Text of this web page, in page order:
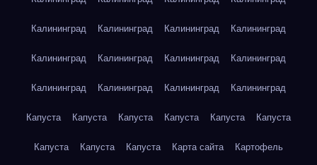
Калининград Калининград Калининград Калининград
Калининград Калининград Калининград Калининград
Калининград Калининград Калининград Калининград
Капуста Капуста Капуста Капуста Капуста Капуста
Капуста Капуста Капуста Карта сайта Картофель